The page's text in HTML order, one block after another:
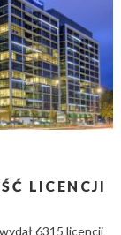
LICENCJI
6315 licencji